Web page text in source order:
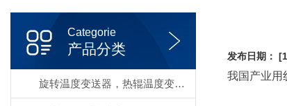
Categorie
产品分类
旋转温度变送器，热辊温度变送器
发布日期：
我国产业用